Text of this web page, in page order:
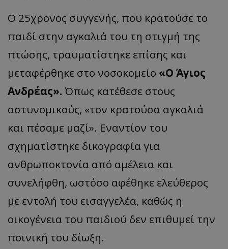
Ο 25χρονος συγγενής, που κρατούσε το
παιδί στην αγκαλιά του τη στιγμή της
πτώσης, τραυματίστηκε επίσης και
μεταφέρθηκε στο νοσοκομείο «Ο Άγιος
Ανδρέας». Όπως κατέθεσε στους
αστυνομικούς, «τον κρατούσα αγκαλιά
και πέσαμε μαζί». Εναντίον του
σχηματίστηκε δικογραφία για
ανθρωποκτονία από αμέλεια και
συνελήφθη, ωστόσο αφέθηκε ελεύθερος
με εντολή του εισαγγελέα, καθώς η
οικογένεια του παιδιού δεν επιθυμεί την
ποινική του δίωξη.